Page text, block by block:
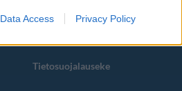
Data Access Privacy Policy
Tietosuojalauseke